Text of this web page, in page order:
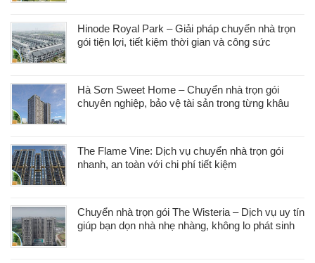
Hinode Royal Park – Giải pháp chuyển nhà trọn
gói tiện lợi, tiết kiệm thời gian và công sức
Hà Sơn Sweet Home – Chuyển nhà trọn gói
chuyên nghiệp, bảo vệ tài sản trong từng khâu
The Flame Vine: Dịch vụ chuyển nhà trọn gói
nhanh, an toàn với chi phí tiết kiệm
Chuyển nhà trọn gói The Wisteria – Dịch vụ uy tín
giúp bạn dọn nhà nhẹ nhàng, không lo phát sinh